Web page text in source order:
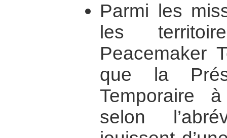
Parmi les
les
Peacemaker
que la
Temporaire
selon